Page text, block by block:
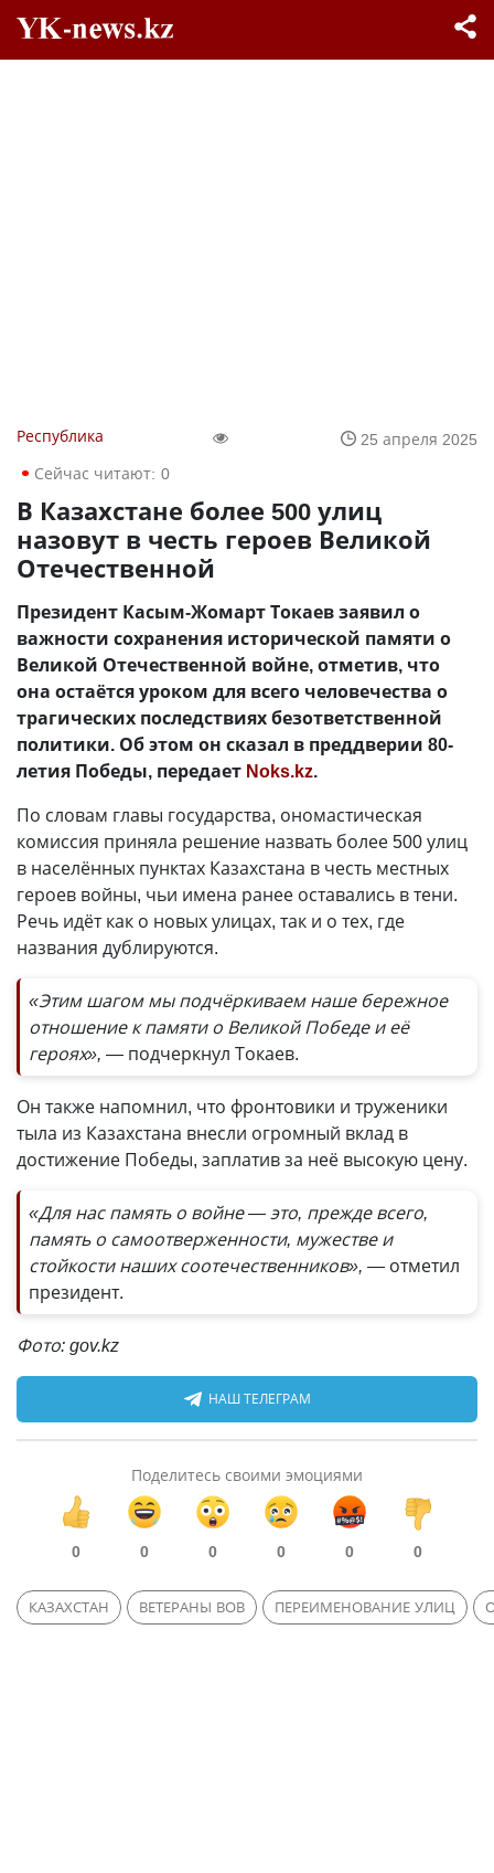
Республика
25 апреля 2025
Сейчас читают: 0
В Казахстане более 500 улиц
назовут в честь героев Великой
Отечественной
Президент Касым-Жомарт Токаев заявил о
важности сохранения исторической памяти о
Великой Отечественной войне, отметив, что
она остаётся уроком для всего человечества о
трагических последствиях безответственной
политики. Об этом он сказал в преддверии 80-
летия Победы, передает Noks.kz.
По словам главы государства, ономастическая
комиссия приняла решение назвать более 500 улиц
в населённых пунктах Казахстана в честь местных
героев войны, чьи имена ранее оставались в тени.
Речь идёт как о новых улицах, так и о тех, где
названия дублируются.
«Этим шагом мы подчёркиваем наше бережное
отношение к памяти о Великой Победе и её
героях», — подчеркнул Токаев.
Он также напомнил, что фронтовики и труженики
тыла из Казахстана внесли огромный вклад в
достижение Победы, заплатив за неё высокую цену.
«Для нас память о войне — это, прежде всего,
память о самоотверженности, мужестве и
стойкости наших соотечественников», — отметил
президент.
Фото: gov.kz
НАШ ТЕЛЕГРАМ
Поделитесь своими эмоциями
0 0 0 0 0 0
КАЗАХСТАН ВЕТЕРАНЫ ВОВ ПЕРЕИМЕНОВАНИЕ УЛИЦ